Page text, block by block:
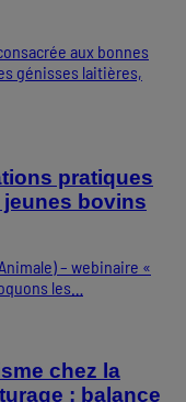
aux bonnes
génisses laitières,
pratiques
bovins
– webinaire «
les…
chez la
: balance